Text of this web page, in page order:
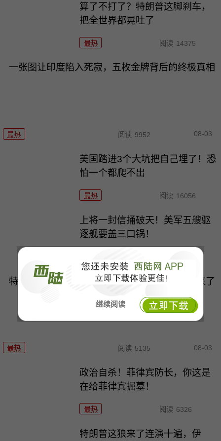
继续阅读
算了不打了？特朗普这脚刹车，
把全世界都晃吐了
最热 阅读 14375
一张图让印度陷入死寂，五枚金牌背后的终极真相
最热 阅读 9952 08-03
美国踏进3个大坑把自己埋了！恐
怕一个都爬不出
最热 阅读 16056
上将一封信捅破天！美军五艘驱
逐舰要盖三口锅！
特朗普要对伊朗动手？最狠的还没来，最骚的来了
最热 阅读 5135 08-03
政治自杀！菲律宾防长，你这是
在给菲律宾掘墓！
最热 阅读 6326
特朗普这狼来了连演十遍，伊